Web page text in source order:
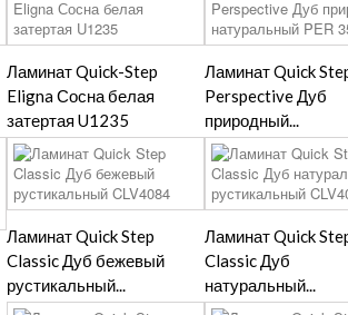
Ламинат Quick-Step
Eligna Сосна белая
затертая U1235
Ламинат Quick
Perspective Дуб
природный...
Ламинат Quick Step
Classic Дуб бежевый
рустикальный...
Ламинат Quick
Classic Дуб
натуральный...